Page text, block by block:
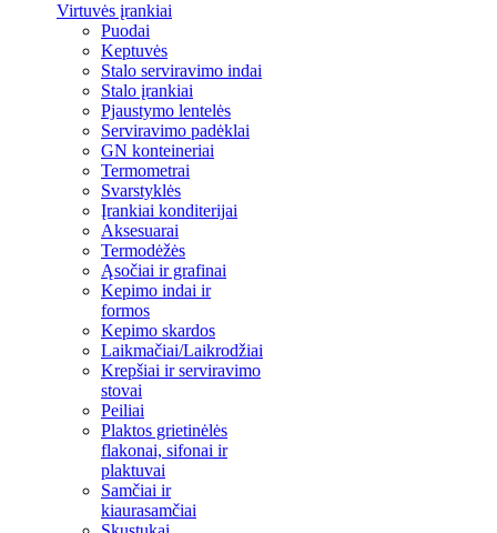
Virtuvės įrankiai
Puodai
Keptuvės
Stalo serviravimo indai
Stalo įrankiai
Pjaustymo lentelės
Serviravimo padėklai
GN konteineriai
Termometrai
Svarstyklės
Įrankiai konditerijai
Aksesuarai
Termodėžės
Ąsočiai ir grafinai
Kepimo indai ir
formos
Kepimo skardos
Laikmačiai/Laikrodžiai
Krepšiai ir serviravimo
stovai
Peiliai
Plaktos grietinėlės
flakonai, sifonai ir
plaktuvai
Samčiai ir
kiaurasamčiai